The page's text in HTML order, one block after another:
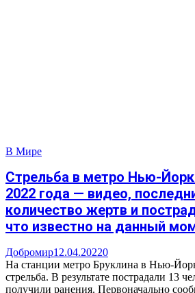
В Мире
Стрельба в метро Нью-
2022 года — видео,
количество жертв и
что известно на данный
Добромир12.04.20220
На станции метро Бруклина в Нью-
стрельба. В результате пострадали 13
получили ранения. Первоначально